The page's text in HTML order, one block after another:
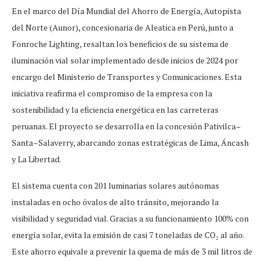
En el marco del Día Mundial del Ahorro de Energía, Autopista
del Norte (Aunor), concesionaria de Aleatica en Perú, junto a
Fonroche Lighting, resaltan los beneficios de su sistema de
iluminación vial solar implementado desde inicios de 2024 por
encargo del Ministerio de Transportes y Comunicaciones. Esta
iniciativa reafirma el compromiso de la empresa con la
sostenibilidad y la eficiencia energética en las carreteras
peruanas. El proyecto se desarrolla en la concesión Pativilca–
Santa–Salaverry, abarcando zonas estratégicas de Lima, Áncash
y La Libertad.
El sistema cuenta con 201 luminarias solares autónomas
instaladas en ocho óvalos de alto tránsito, mejorando la
visibilidad y seguridad vial. Gracias a su funcionamiento 100% con
energía solar, evita la emisión de casi 7 toneladas de CO₂ al año.
Este ahorro equivale a prevenir la quema de más de 3 mil litros de